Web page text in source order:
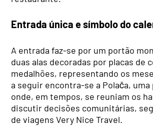
Entrada única e símbolo do
A entrada faz-se por um portão
duas alas decoradas por placas de
medalhões, representando os
a seguir encontra-se a Polača,
onde, em tempos, se reuniam os
discutir decisões comunitárias,
de viagens Very Nice Travel.